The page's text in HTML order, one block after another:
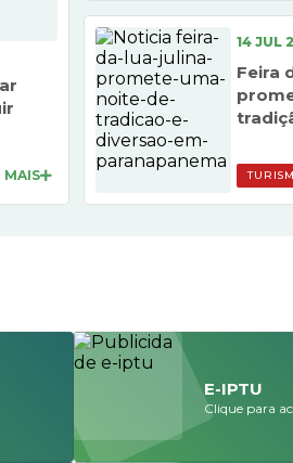
MAIS
14 JUL
Feira
E-IPTU
Clique para